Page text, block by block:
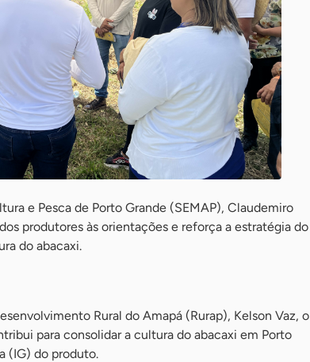
e Pesca de Porto Grande (SEMAP), Claudemiro
produtores às orientações e reforça a estratégia do
do abacaxi.
Rural do Amapá (Rurap), Kelson Vaz, o
para consolidar a cultura do abacaxi em Porto
(IG) do produto.